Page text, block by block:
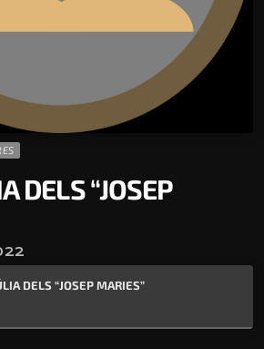
DELS “JOSEP
DELS “JOSEP MARIES”